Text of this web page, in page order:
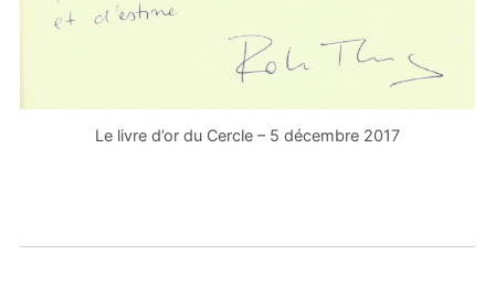
Le livre d’or du Cercle – 5 décembre 2017